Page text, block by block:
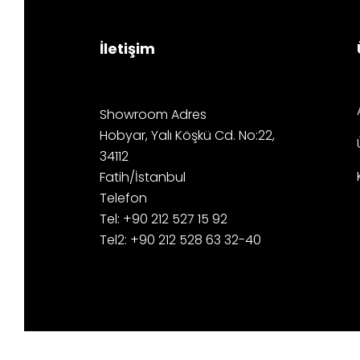
İletişim
Showroom Adres
Hobyar, Yalı Köşkü Cd. No:22,
34112
Fatih/İstanbul
Telefon
Tel: +90 212 527 15 92
Tel2: +90 212 528 63 32-40